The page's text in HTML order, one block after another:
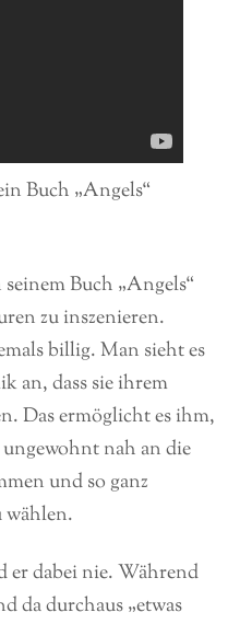
Buch „Angels“
seinem Buch „Angels“
zu inszenieren.
billig. Man sieht es
an, dass sie ihrem
Das ermöglicht es ihm,
nah an die
und so ganz
wählen.
er dabei nie. Während
da durchaus „etwas